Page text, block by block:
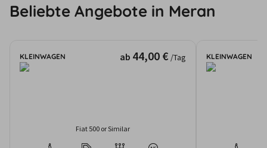
Beliebte Angebote in Meran
KLEINWAGEN ab 44,00 € /Tag
Fiat 500 or Similar
KLEINWAGEN